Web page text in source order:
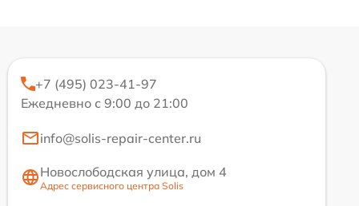
+7 (495) 023-41-97
Ежедневно с 9:00 до 21:00
info@solis-repair-center.ru
Новослободская улица, дом 4
Адрес сервисного центра Solis